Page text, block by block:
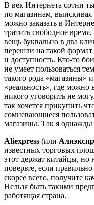
В век Интернета сотни
по магазинам,
можно заказать в
тратить свободное
вещь буквально в два
перешли на такой
и доступность. Кто-то
не умеет пользоваться
такого рода «магазины»
«реальность», где можно
никого уговорить не
так хочется прикупить
сомневающиеся
магазины. Так я однажды
Aliexpress (или
известных торговых
этот держат китайцы, но
поверьте, если
скорее всего, получите
Нельзя быть такими
работящая страна.